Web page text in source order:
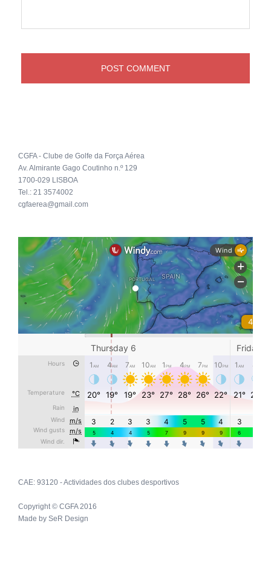
CGFA - Clube de Golfe da Força Aérea
Av. Almirante Gago Coutinho n.º 129
1700-029 LISBOA
Tel.: 21 3574002
cgfaerea@gmail.com
CAE: 93120 - Actividades dos clubes desportivos
Copyright © CGFA 2016
Made by SeR Design